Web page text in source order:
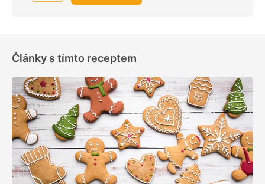
Články s tímto receptem